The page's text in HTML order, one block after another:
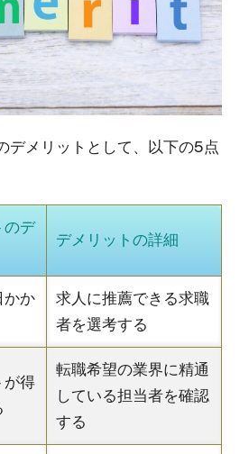
デメリットとして、以下の5点
のデ
デメリットの詳細
かか
求人に推薦できる求職
者を選考する
が得
転職希望の業界に精通
している担当者を確認
する